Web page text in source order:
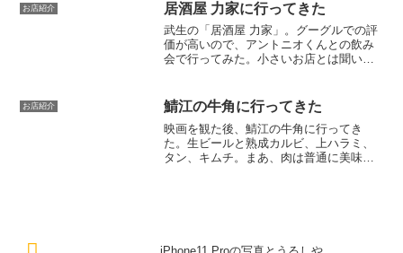
お店紹介 居酒屋 力家に行ってきた
武生の「居酒屋 力家」。グーグルでの評
価が高いので、アントニオくんとの飲み
会で行ってみた。小さいお店とは聞いて
んだかやってないんだかで、この周辺全
体に異世界に紛れ込んだ...
お店紹介 鯖江の牛角に行ってきた
映画を観た後、鯖江の牛角に行ってき
た。生ビールと熟成カルビ、上ハラミ、
タン、キムチ。まあ、肉は普通に美味か